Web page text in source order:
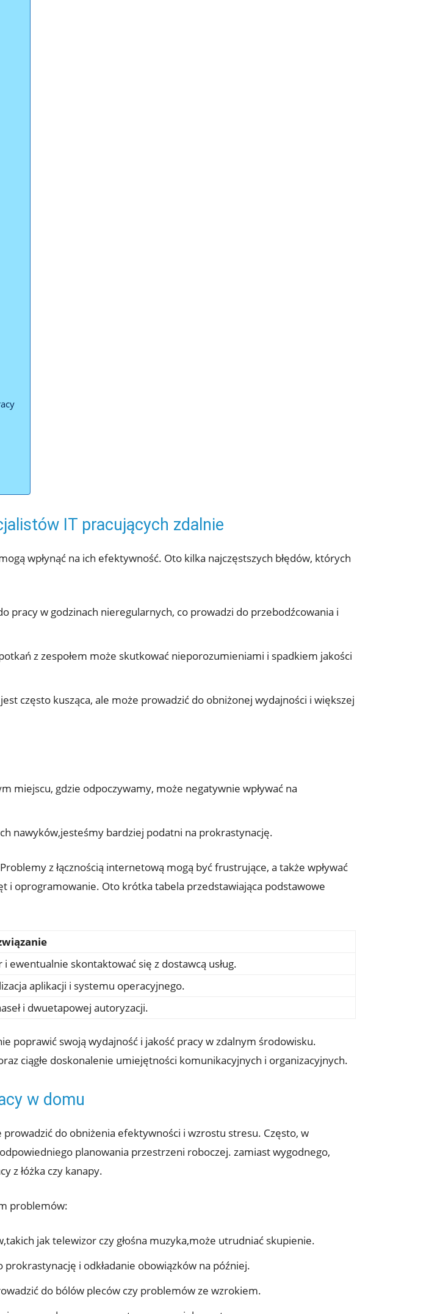
IT pracujących zdalnie
wpłynąć na ich efektywność. Oto kilka najczęstszych błędów, których
pracy w godzinach nieregularnych, co prowadzi do przebodźcowania i
z zespołem może skutkować nieporozumieniami i spadkiem jakości
często kusząca, ale może prowadzić do obniżonej wydajności i większej
miejscu, gdzie odpoczywamy, może negatywnie wpływać na
nawyków,jesteśmy bardziej podatni na prokrastynację.
z łącznością internetową mogą być frustrujące, a także wpływać
i oprogramowanie. Oto krótka tabela przedstawiająca podstawowe
ewentualnie skontaktować się z dostawcą usług.
aplikacji i systemu operacyjnego.
i dwuetapowej autoryzacji.
poprawić swoją wydajność i jakość pracy w zdalnym środowisku.
ciągłe doskonalenie umiejętności komunikacyjnych i organizacyjnych.
w domu
do obniżenia efektywności i wzrostu stresu. Często, w
planowania przestrzeni roboczej. zamiast wygodnego,
z łóżka czy kanapy.
problemów:
jak telewizor czy głośna muzyka,może utrudniać skupienie.
prokrastynację i odkładanie obowiązków na później.
do bólów pleców czy problemów ze wzrokiem.